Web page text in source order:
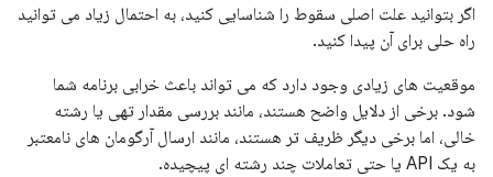
اگر بتوانید علت اصلی سقوط را شناسایی کنید، به احتمال زیاد می توانید
راه حلی برای آن پیدا کنید.
موقعیت های زیادی وجود دارد که می تواند باعث خرابی برنامه شما
شود. برخی از دلایل واضح هستند، مانند بررسی مقدار تهی یا رشته
خالی، اما برخی دیگر ظریف تر هستند، مانند ارسال آرگومان های نامعتبر
به یک API یا حتی تعاملات چند رشته ای پیچیده.